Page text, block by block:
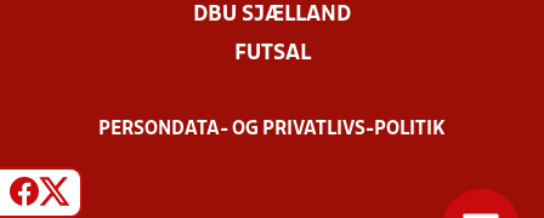
DBU SJÆLLAND
FUTSAL
PERSONDATA- OG PRIVATLIVS-POLITIK